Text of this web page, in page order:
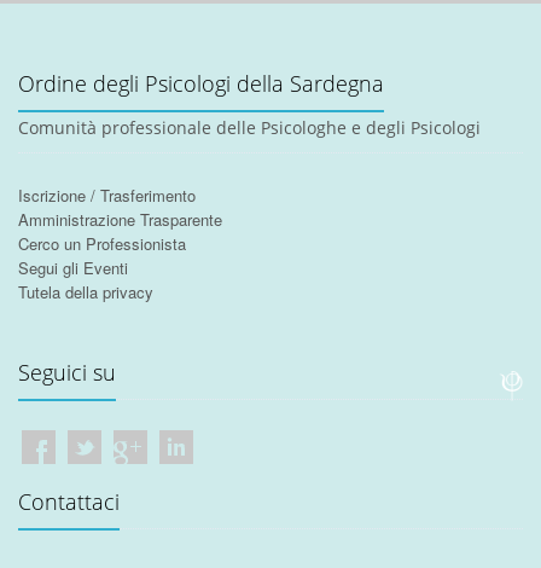
Ordine degli Psicologi della Sardegna
Comunità professionale delle Psicologhe e degli Psicologi
Iscrizione / Trasferimento
Amministrazione Trasparente
Cerco un Professionista
Segui gli Eventi
Tutela della privacy
Seguici su
Contattaci